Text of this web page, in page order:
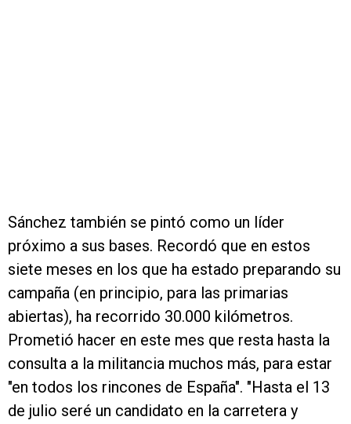
Sánchez también se pintó como un líder
próximo a sus bases. Recordó que en estos
siete meses en los que ha estado preparando su
campaña (en principio, para las primarias
abiertas), ha recorrido 30.000 kilómetros.
Prometió hacer en este mes que resta hasta la
consulta a la militancia muchos más, para estar
"en todos los rincones de España". "Hasta el 13
de julio seré un candidato en la carretera y